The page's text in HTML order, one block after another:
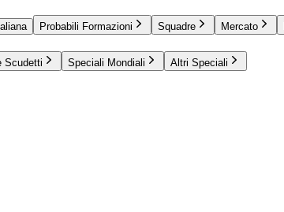
Probabili Formazioni Squadre Mercato
Scudetti Speciali Mondiali Altri Speciali